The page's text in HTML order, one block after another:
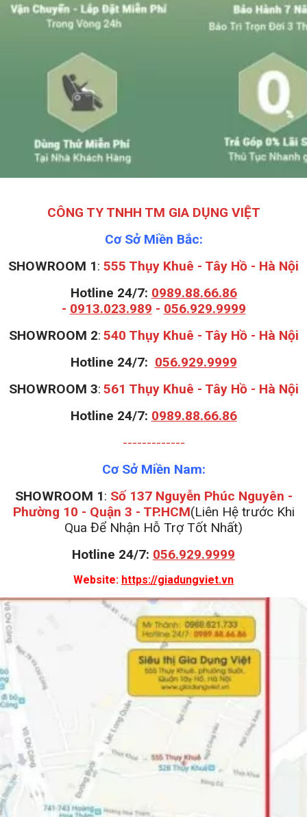
CÔNG TY TNHH TM GIA DỤNG VIỆT
Cơ Sở Miền Bắc:
SHOWROOM 1: 555 Thụy Khuê - Tây Hồ - Hà Nội
Hotline 24/7: 0989.88.66.86
- 0913.023.989 - 056.929.9999
SHOWROOM 2: 540 Thụy Khuê - Tây Hồ - Hà Nội
Hotline 24/7: 056.929.9999
SHOWROOM 3: 561 Thụy Khuê - Tây Hồ - Hà Nội
Hotline 24/7: 0989.88.66.86
-------------
Cơ Sở Miền Nam:
SHOWROOM 1: Số 137 Nguyễn Phúc Nguyên -
Phường 10 - Quận 3 - TP.HCM(Liên Hệ trước Khi
Qua Để Nhận Hỗ Trợ Tốt Nhất)
Hotline 24/7: 056.929.9999
Website: https://giadungviet.vn